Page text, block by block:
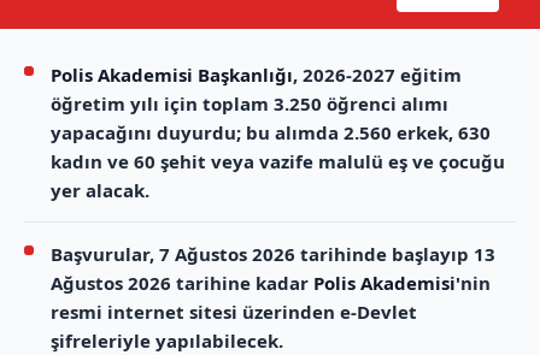
Polis Akademisi Başkanlığı, 2026-2027 eğitim
öğretim yılı için toplam 3.250 öğrenci alımı
yapacağını duyurdu; bu alımda 2.560 erkek, 630
kadın ve 60 şehit veya vazife malulü eş ve çocuğu
yer alacak.
Başvurular, 7 Ağustos 2026 tarihinde başlayıp 13
Ağustos 2026 tarihine kadar Polis Akademisi'nin
resmi internet sitesi üzerinden e-Devlet
şifreleriyle yapılabilecek.